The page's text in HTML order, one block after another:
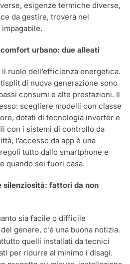
esigenze termiche diverse,
da gestire, troverà nel
urbano: due alleati
ruolo dell’efficienza energetica.
di nuova generazione sono
consumi e alte prestazioni. Il
scegliere modelli con classe
dotati di tecnologia inverter e
con i sistemi di controllo da
l’accesso da app è una
tutto dallo smartphone e
quando sei fuori casa.
silenziosità: fattori da non
sia facile o difficile
genere, c’è una buona notizia.
quelli installati da tecnici
per ridurre al minimo i disagi.